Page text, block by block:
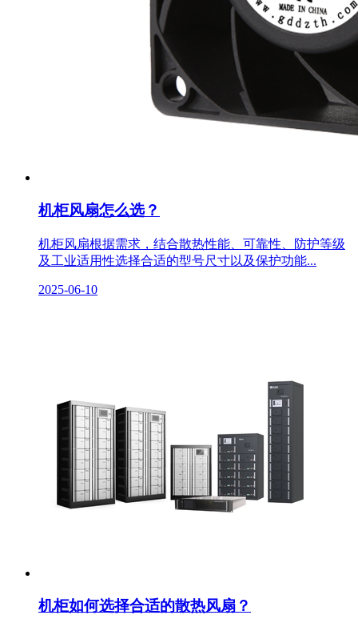
机柜风扇怎么选？
机柜风扇根据需求，结合散热性能、可靠性、防护等级
及工业适用性选择合适的型号尺寸以及保护功能...
2025-06-10
机柜如何选择合适的散热风扇？